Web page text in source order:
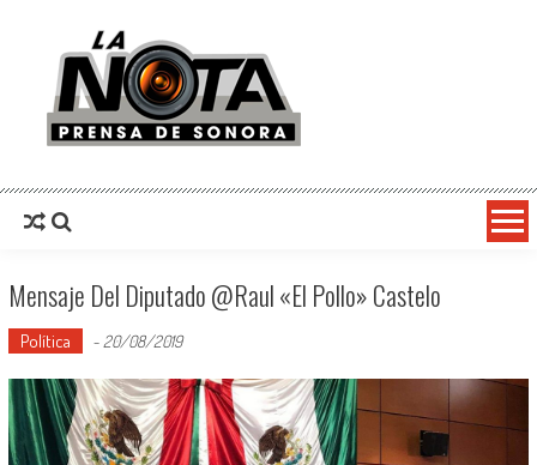
La Nota Prensa De Sonora
Mensaje Del Diputado @raul «El Pollo» Castelo
Política - 20/08/2019